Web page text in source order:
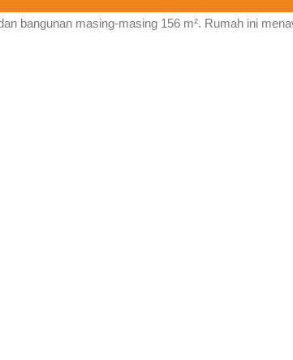
bangunan masing-masing 156 m². Rumah ini